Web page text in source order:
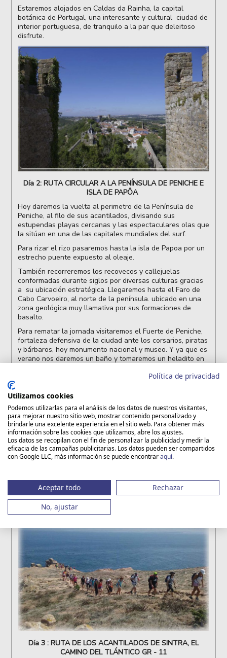
Estaremos alojados en Caldas da Rainha, la capital
botánica de Portugal, una interesante y cultural ciudad de
interior portuguesa, de tranquilo a la par que deleitoso
disfrute.
Día 2: RUTA CIRCULAR A LA PENÍNSULA DE PENICHE E
ISLA DE PAPÔA
Hoy daremos la vuelta al perimetro de la Península de
Peniche, al filo de sus acantilados, divisando sus
estupendas playas cercanas y las espectaculares olas que
la sitúan en una de las capitales mundiales del surf.
Para rizar el rizo pasaremos hasta la isla de Papoa por un
estrecho puente expuesto al oleaje.
También recorreremos los recovecos y callejuelas
conformadas durante siglos por diversas culturas gracias
a su ubicación estratégica. Llegaremos hasta el Faro de
Cabo Carvoeiro, al norte de la península. ubicado en una
zona geológica muy llamativa por sus formaciones de
basalto.
Para rematar la jornada visitaremos el Fuerte de Peniche,
fortaleza defensiva de la ciudad ante los corsarios, piratas
y bárbaros, hoy monumento nacional y museo. Y ya que es
verano nos daremos un baño y tomaremos un heladito en
Día 3 : RUTA DE LOS ACANTILADOS DE SINTRA, EL
CAMINO DEL TLÁNTICO GR - 11
Política de privacidad
Utilizamos cookies
Podemos utilizarlas para el análisis de los datos de nuestros visitantes,
para mejorar nuestro sitio web, mostrar contenido personalizado y
brindarle una excelente experiencia en el sitio web. Para obtener más
información sobre las cookies que utilizamos, abre los ajustes.
Los datos se recopilan con el fin de personalizar la publicidad y medir la
eficacia de las campañas publicitarias. Los datos pueden ser compartidos
con Google LLC, más información se puede encontraraquí.
Aceptar todo
Rechazar
No, ajustar